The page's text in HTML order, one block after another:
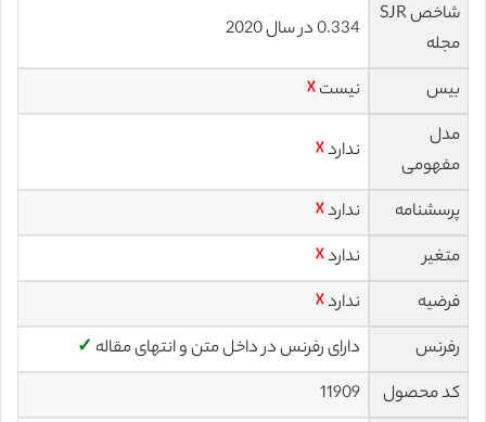
شاخص SJR
مجله
0.334 در سال 2020
بیس نیست☓
مدل
مفهومی
ندارد☓
پرسشنامه ندارد☓
متغیر
ندارد☓
فرضیه
ندارد☓
رفرنس
دارای رفرنس در داخل متن و انتهای مقاله ✓
کد محصول
11909